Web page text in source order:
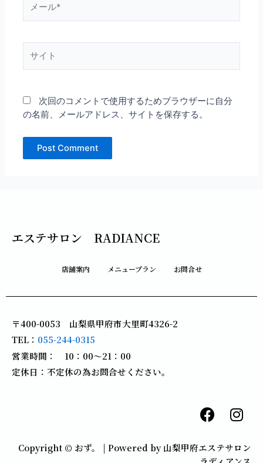
ー
*
次回のコメントで使用するためブラウザーに自分
の名前、メールアドレス、サイトを保存する。
エステサロン RADIANCE
店舗案内 メニュープラン お問合せ
〒400-0053 山梨県甲府市大里町4326-2
TEL： 055-244-0315
営業時間： 10：00～21：00
定休日：不定休の為お問合せください。
F
a
e
I
n
t
Copyright © おず。 | Powered by 山梨甲府エステサロン